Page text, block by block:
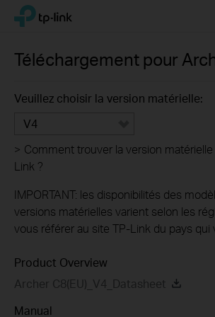
Click
the
navigation
TP-Link, Reliably Smart
Téléchargement pour
Veuillez choisir la version matérielle:
V4
> Comment trouver la version matérielle
Link ?
IMPORTANT: les disponibilités des
versions matérielles varient selon les
vous référer au site TP-Link du pays qui
Product Overview
Archer C8(EU)_V4_Datasheet
Manual